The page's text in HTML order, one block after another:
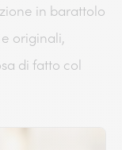
in barattolo
originali,
di fatto col